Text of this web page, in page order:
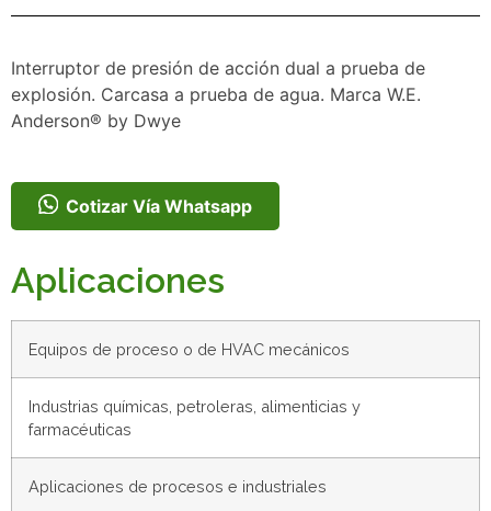
Interruptor de presión de acción dual a prueba de
explosión. Carcasa a prueba de agua. Marca W.E.
Anderson® by Dwye
Cotizar Vía Whatsapp
Aplicaciones
Equipos de proceso o de HVAC mecánicos
Industrias químicas, petroleras, alimenticias y
farmacéuticas
Aplicaciones de procesos e industriales